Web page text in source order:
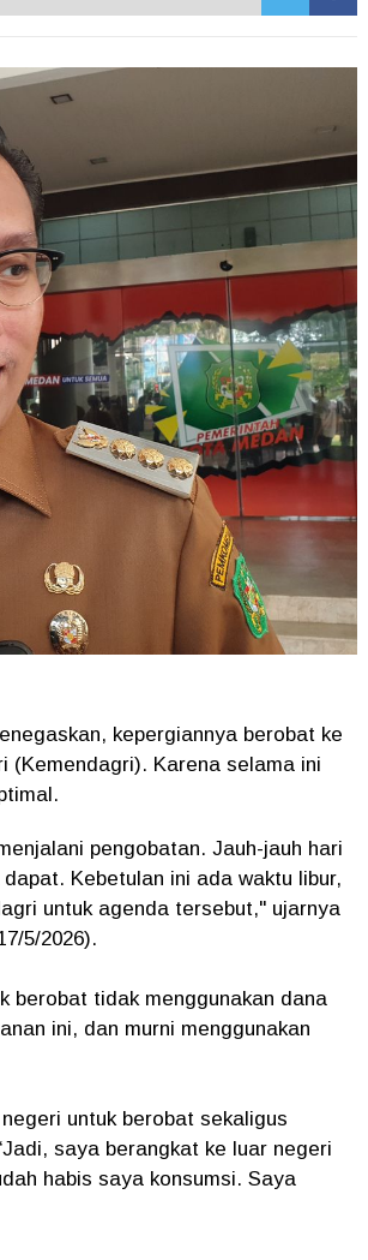
kepergiannya berobat ke
(Kemendagri). Karena selama ini
pengobatan. Jauh-jauh hari
Kebetulan ini ada waktu libur,
untuk agenda tersebut," ujarnya
5/2026).
berobat tidak menggunakan dana
ini, dan murni menggunakan
untuk berobat sekaligus
saya berangkat ke luar negeri
habis saya konsumsi. Saya